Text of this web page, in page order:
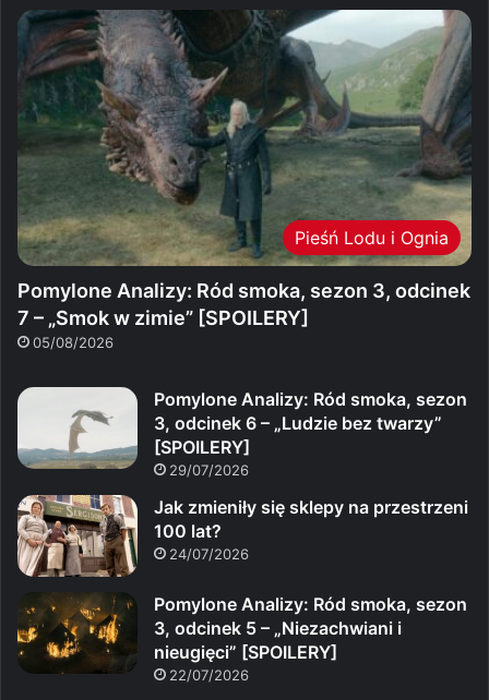
Pieśń Lodu i Ognia
Pomylone Analizy: Ród smoka, sezon 3, odcinek
7 – „Smok w zimie” [SPOILERY]
05/08/2026
Pomylone Analizy: Ród smoka, sezon
3, odcinek 6 – „Ludzie bez twarzy”
[SPOILERY]
29/07/2026
Jak zmieniły się sklepy na przestrzeni
100 lat?
24/07/2026
Pomylone Analizy: Ród smoka, sezon
3, odcinek 5 – „Niezachwiani i
nieugięci” [SPOILERY]
22/07/2026